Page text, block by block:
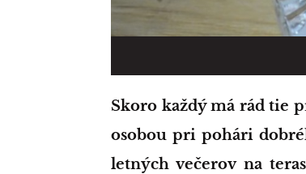
Skoro každý má rád tie príjemné večery pri filme, či iba tak s milovanou
osobou pri pohári
letných večerov na